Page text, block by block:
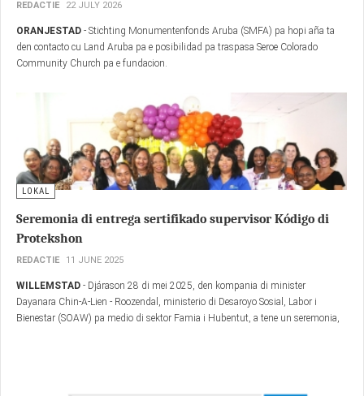
LOKAL
Seroe Colorado Community Church traspasa oficialmente
pa Stichting Monumentenfonds Aruba
REDACTIE 22 JULY 2026
ORANJESTAD- Stichting Monumentenfonds Aruba (SMFA) pa hopi aña ta
den contacto cu Land Aruba pa e posibilidad pa traspasa Seroe Colorado
Community Church pa e fundacion.
LOKAL